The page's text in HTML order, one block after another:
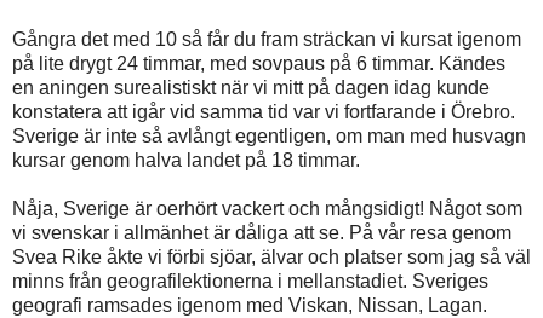
Gångra det med 10 så får du fram sträckan vi kursat igenom
på lite drygt 24 timmar, med sovpaus på 6 timmar. Kändes
en aningen surealistiskt när vi mitt på dagen idag kunde
konstatera att igår vid samma tid var vi fortfarande i Örebro.
Sverige är inte så avlångt egentligen, om man med husvagn
kursar genom halva landet på 18 timmar.
Nåja, Sverige är oerhört vackert och mångsidigt! Något som
vi svenskar i allmänhet är dåliga att se. På vår resa genom
Svea Rike åkte vi förbi sjöar, älvar och platser som jag så väl
minns från geografilektionerna i mellanstadiet. Sveriges
geografi ramsades igenom med Viskan, Nissan, Lagan.